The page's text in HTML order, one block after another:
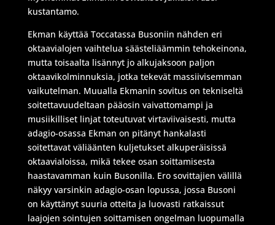
kustantamo.
Ekman käyttää Toccatassa Busoniin nähden eri
oktaavialojen vaihtelua säästeliäämmin tehokeinona,
mutta toisaalta lisännyt jo alkujaksoon paljon
oktaavikolminnuksia, jotka tekevät massiivisemman
vaikutelman. Muualla Ekmanin sovitus on tekniseltä
soitettavuudeltaan pääosin vaivattomampi ja
musiikilliset linjat toteutuvat virtaviivaisesti, mutta
adagio-osassa Ekman on pitänyt hankalasti
soitettavat väliäänten kuljetukset alkuperäisissä
oktaavialoissa, mikä tekee osan soittamisesta
haastavamman kuin Busonilla. Ero sovittajien välillä
näkyy varsinkin adagio-osan lopussa, jossa Busoni
on käyttänyt suuria otteita ja luovasti ratkaissut
laajojen sointujen soittamisen ongelman luopumalla